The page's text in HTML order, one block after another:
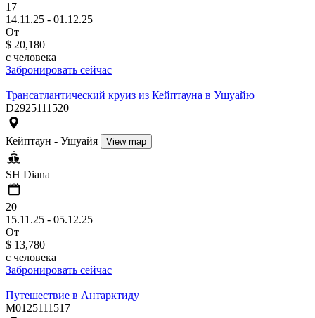
17
14.11.25 - 01.12.25
От
$ 20,180
c человека
Забронировать сейчас
Трансатлантический круиз из Кейптауна в Ушуайю
D2925111520
Кейптаун - Ушуайя View map
SH Diana
20
15.11.25 - 05.12.25
От
$ 13,780
c человека
Забронировать сейчас
Путешествие в Антарктиду
M0125111517